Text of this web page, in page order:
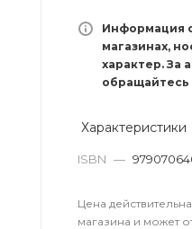
Информация
магазинах,
характер. За
обращайтесь
Характеристики
ISBN —
Цена
магазина и может